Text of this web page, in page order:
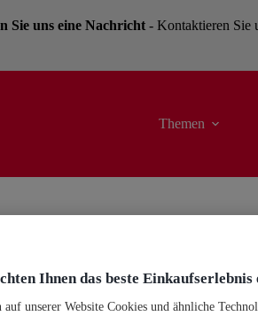
Sie uns eine Nachricht- Kontaktieren Sie
Themen
Ihnen das beste Einkaufserlebnis
auf unserer Website Cookies und ähnliche